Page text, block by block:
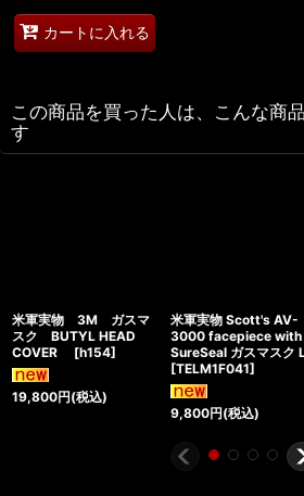
カートに入れる
この商品を買った人は、こんな商
す
米軍実物 3M ガスマ
スク BUTYL HEAD
COVER
[h154]
19,800円(税込)
米軍実物 Scott's AV-
3000 facepiece with
SureSeal ガスマスク
[TELM1F041]
9,800円(税込)